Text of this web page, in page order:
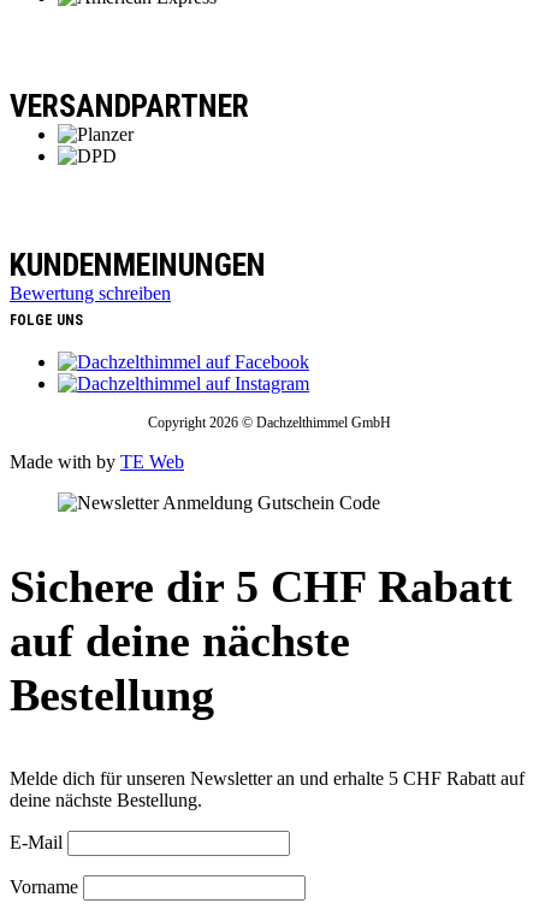
VERSANDPARTNER
KUNDENMEINUNGEN
Bewertung schreiben
FOLGE UNS
Copyright 2026 © Dachzelthimmel GmbH
Made with by TE Web
Sichere dir 5 CHF Rabatt
auf deine nächste
Bestellung
Melde dich für unseren Newsletter an und erhalte 5 CHF Rabatt auf
deine nächste Bestellung.
E-Mail
Vorname